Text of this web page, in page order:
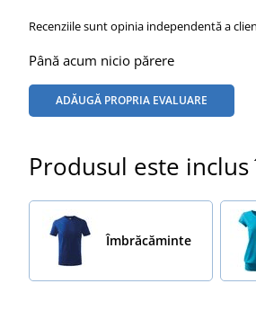
Recenziile sunt opinia independentă a
Până acum nicio părere
ADĂUGĂ PROPRIA EVALUARE
Produsul este
Îmbrăcăminte